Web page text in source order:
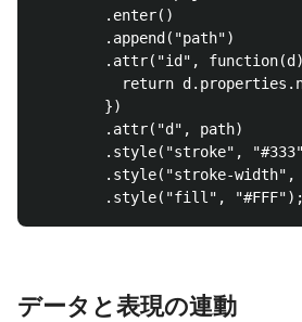
データと表現の連動